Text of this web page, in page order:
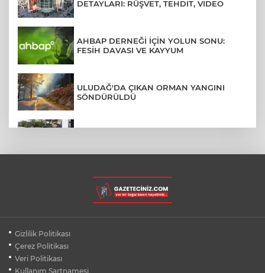
DETAYLARI: RÜŞVET, TEHDİT, VİDEO
AHBAP DERNEĞİ İÇİN YOLUN SONU:
FESİH DAVASI VE KAYYUM
ULUDAĞ'DA ÇIKAN ORMAN YANGINI
SÖNDÜRÜLDÜ
ASLI HÜNEL'DEN BURSA'DA
UNUTULMAZ KONSER
Gizlilik Politikası
Çerez Politikası
Veri Politikası
Kullanım Şartnamesi